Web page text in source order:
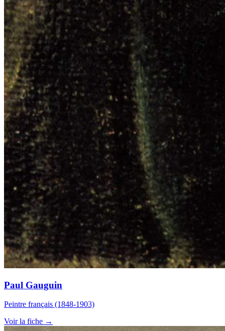
Paul Gauguin
Peintre français (1848-1903)
Voir la fiche →